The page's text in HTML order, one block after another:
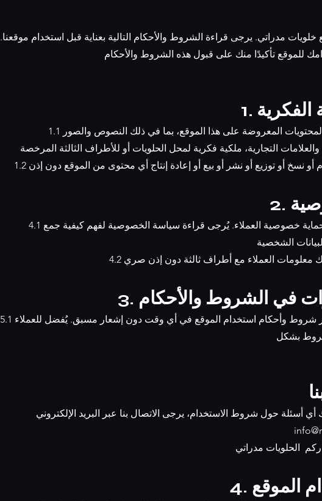
مدراتي. يرجى قراءة الشروط والأحكام التالية بعناية قبل استخدام موقعنا.
للموقع تأكيدًا منك على قبول هذه الشروط والأحكام
الفكرية
1.1 يعتبر جميع المحتويات المعروضة على هذا الموقع، بما في ذلك النصوص والصور
التجارية، ملكية فكرية لمحل الحلويات أو للأطراف الثالثة المرخصة
1.2 يمنع استخدام أو نسخ أو توزيع أو نشر أو بيع أو إعادة إنتاج أي محتوى من الموقع دون إذن
4.1 نحن نلتزم بحماية خصوصية العملاء. يُرجى قراءة سياسة الخصوصية لفهم كيفية جمع
معلومات العملاء مع أطراف ثالثة دون إذن صري
في الشروط والأحكام
5.1 يحق لنا تغيير شروط وأحكام استخدام الموقع في أي وقت دون إشعار مسبق. يُفضل للعملاء
بشكل
الموقع